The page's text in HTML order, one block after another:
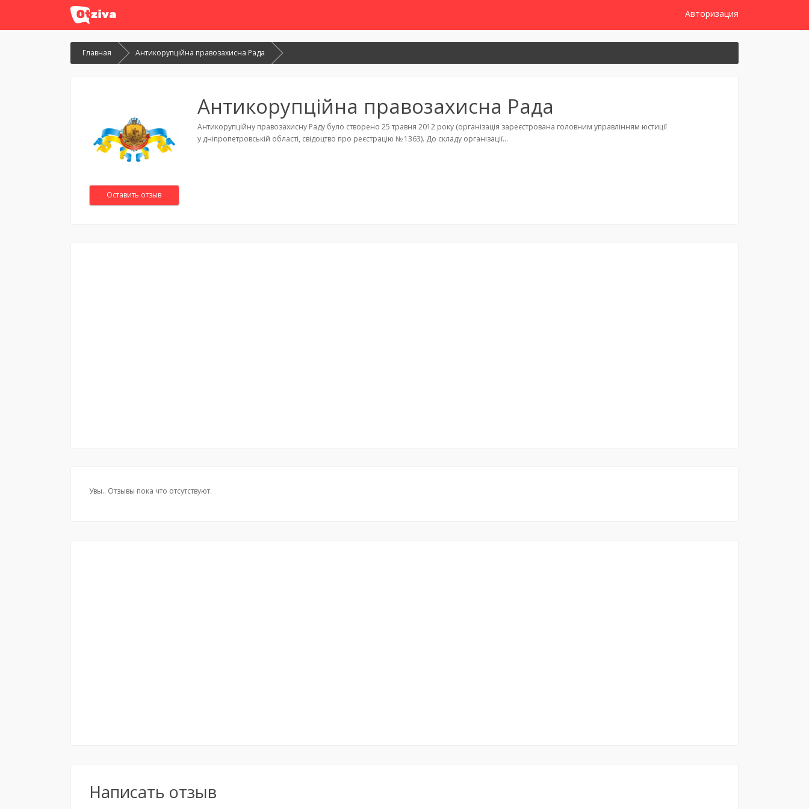
Авторизация
Главная Антикорупційна правозахисна Рада
Оставить отзыв
Антикорупційна правозахисна Рада
Антикорупційну правозахисну Раду було створено 25 травня 2012 року (організація зареєстрована головним управлінням юстиції
у дніпропетровській області, свідоцтво про реєстрацію № 1363). До складу організації…
Увы.. Отзывы пока что отсутствуют.
Написать отзыв